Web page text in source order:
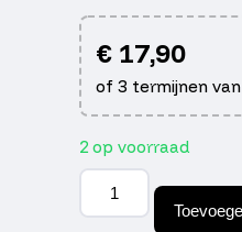
€17,90
of 3 termijnen van
2 op voorraad
Sproeier
racing